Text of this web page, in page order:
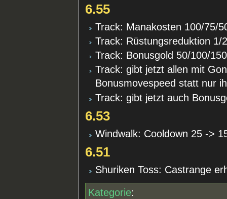
6.55
Track: Manakosten 100/75/
Track: Rüstungsreduktion 1/
Track: Bonusgold 50/100/
Track: gibt jetzt allen mit
Bonusmovespeed statt nur
Track: gibt jetzt auch
6.53
Windwalk: Cooldown 25 ->
6.51
Shuriken Toss: Castrange
Kategorie: